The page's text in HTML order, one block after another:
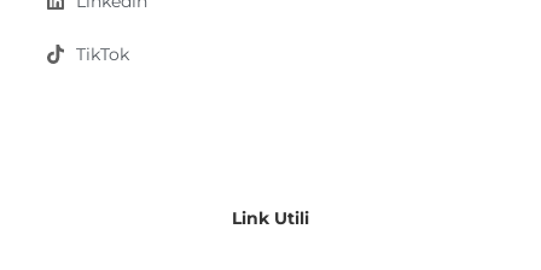
Link Utili
TikTok